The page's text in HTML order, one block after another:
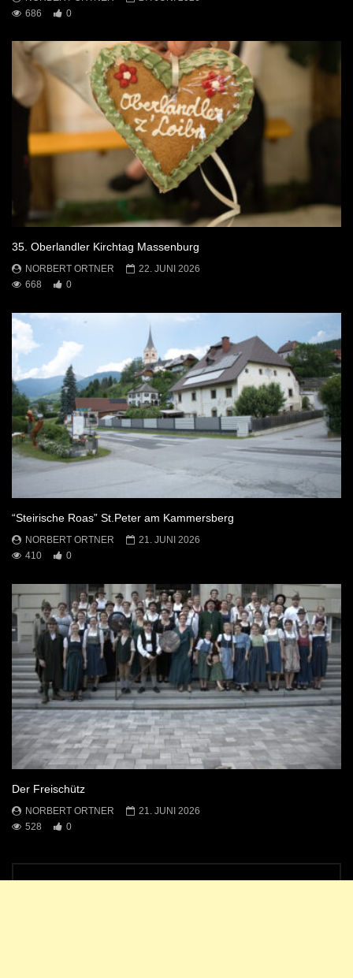
686
0
35. Oberlandler Kirchtag Massenburg
NORBERT ORTNER
22. JUNI 2026
668
0
“Steirische Roas” St.Peter am Kammersberg
NORBERT ORTNER
21. JUNI 2026
410
0
Der Freischütz
NORBERT ORTNER
21. JUNI 2026
528
0